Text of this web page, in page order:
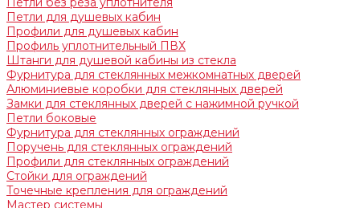
Петли для душевых кабин
Профили для душевых кабин
Профиль уплотнительный ПВХ
Штанги для душевой кабины из стекла
Фурнитура для стеклянных межкомнатных дверей
Алюминиевые коробки для стеклянных дверей
Замки для стеклянных дверей с нажимной ручкой
Петли боковые
Фурнитура для стеклянных ограждений
Поручень для стеклянных ограждений
Профили для стеклянных ограждений
Стойки для ограждений
Точечные крепления для ограждений
Мастер системы